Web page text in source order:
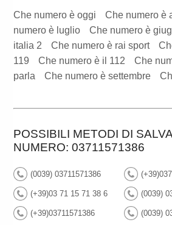
Che numero è oggi Che numero è
numero è luglio
Che numero è
italia 2
Che numero è rai sport
119
Che numero è il 112
Che
parla
Che numero è settembre
POSSIBILI METODI DI
NUMERO: 03711571386
(0039) 03711571386
(+39)03 71 15 71 38 6 (0039)
(+39)03711571386 (0039)